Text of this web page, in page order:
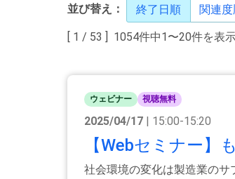
並び替え： 終了日順 関連
[ 1 / 53 ] 1054件中1〜20件を表示
ウェビナー 視聴無料
2025/04/17 | 15:00-15:20
【Webセミナー
社会環境の変化は製造業のサ